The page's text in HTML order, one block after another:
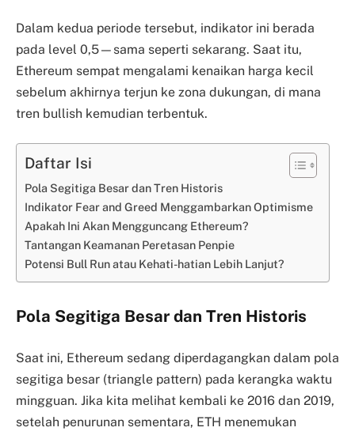
Dalam kedua periode tersebut, indikator ini berada
pada level 0,5—sama seperti sekarang. Saat itu,
Ethereum sempat mengalami kenaikan harga kecil
sebelum akhirnya terjun ke zona dukungan, di mana
tren bullish kemudian terbentuk.
Daftar Isi
Pola Segitiga Besar dan Tren Historis
Indikator Fear and Greed Menggambarkan Optimisme
Apakah Ini Akan Mengguncang Ethereum?
Tantangan Keamanan Peretasan Penpie
Potensi Bull Run atau Kehati-hatian Lebih Lanjut?
Pola Segitiga Besar dan Tren Historis
Saat ini, Ethereum sedang diperdagangkan dalam pola
segitiga besar (triangle pattern) pada kerangka waktu
mingguan. Jika kita melihat kembali ke 2016 dan 2019,
setelah penurunan sementara, ETH menemukan